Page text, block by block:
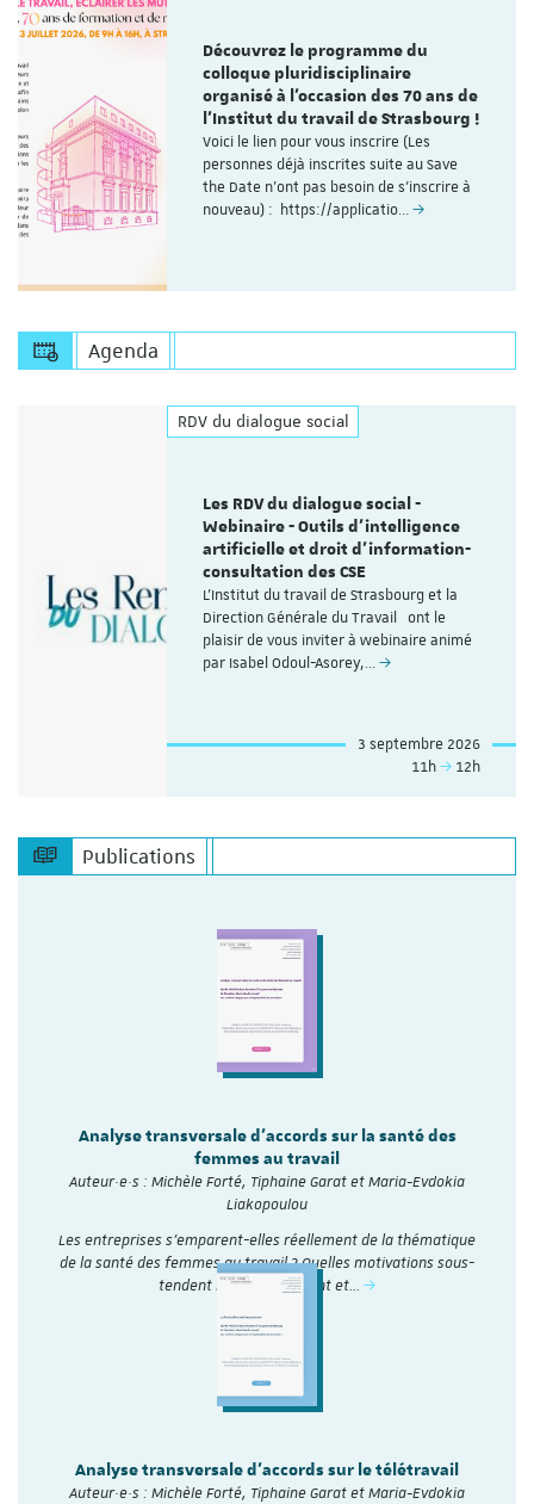
Découvrez le programme du
colloque pluridisciplinaire
organisé à l'occasion des 70 ans de
l'Institut du travail de Strasbourg !
Voici le lien pour vous inscrire (Les
personnes déjà inscrites suite au Save
the Date n'ont pas besoin de s'inscrire à
nouveau) : https://applicatio…
Agenda
RDV du dialogue social
Les RDV du dialogue social -
Webinaire - Outils d’intelligence
artificielle et droit d’information-
consultation des CSE
L'Institut du travail de Strasbourg et la
Direction Générale du Travail ont le
plaisir de vous inviter à webinaire animé
par Isabel Odoul-Asorey,…
3 septembre 2026
11h
12h
Publications
Analyse transversale d'accords sur la santé des
femmes au travail
Auteur·e·s : Michèle Forté, Tiphaine Garat et Maria-Evdokia
Liakopoulou
Les entreprises s’emparent-elles réellement de la thématique
de la santé des femmes au travail ? Quelles motivations sous-
tendent leur engagement et…
Analyse transversale d'accords sur le télétravail
Auteur·e·s : Michèle Forté, Tiphaine Garat et Maria-Evdokia